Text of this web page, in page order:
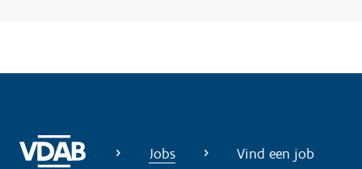
Jobs Vind een job